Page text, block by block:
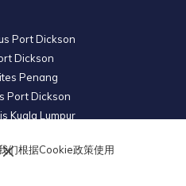
们根据Cookie政策使用
Port Dickson
Dickson
Penang
Port Dickson
Kuala Lumpur
Kuala Lumpur